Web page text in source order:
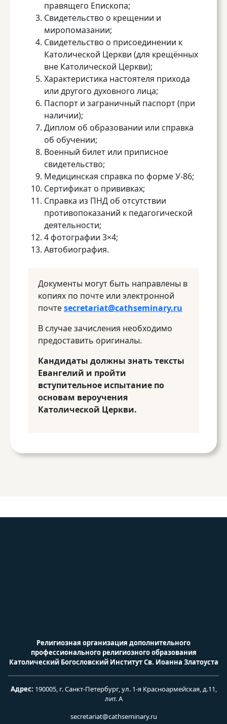
правящего Епископа;
Свидетельство о крещении и
миропомазании;
Свидетельство о присоединении к
Католической Церкви (для крещённых
вне Католической Церкви);
Характеристика настоятеля прихода
или другого духовного лица;
Паспорт и заграничный паспорт (при
наличии);
Диплом об образовании или справка
об обучении;
Военный билет или приписное
свидетельство;
Медицинская справка по форме У-86;
Сертификат о прививках;
Справка из ПНД об отсутствии
противопоказаний к педагогической
деятельности;
4 фотографии 3×4;
Автобиография.
Документы могут быть направлены в
копиях по почте или электронной
почтеsecretariat@cathseminary.ru
В случае зачисления необходимо
предоставить оригиналы.
Кандидаты должны знать тексты
Евангелий и пройти
вступительное испытание по
основам вероучения
Католической Церкви.
Религиозная организация дополнительного
профессионального религиозного образования
Католический Богословский Институт Св. Иоанна Златоуста
Адрес: 190005, г. Санкт-Петербург, ул. 1-я Красноармейская, д.11,
лит. А
secretariat@cathseminary.ru